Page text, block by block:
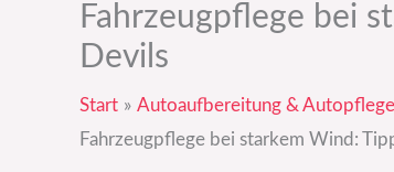
Fahrzeugpflege bei
Devils
Start
Autoaufbereitung &
Fahrzeugpflege bei starkem Wind: